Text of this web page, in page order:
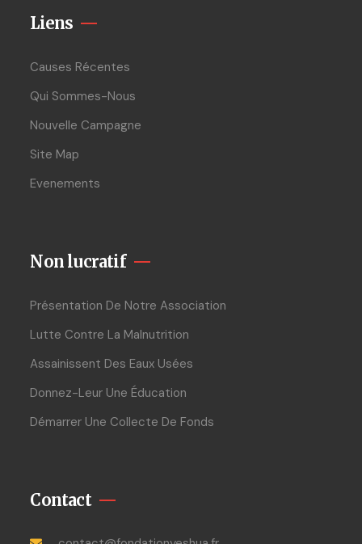
Liens
Causes Récentes
Qui Sommes-Nous
Nouvelle Campagne
Site Map
Evenements
Non lucratif
Présentation De Notre Association
Lutte Contre La Malnutrition
Assainissent Des Eaux Usées
Donnez-Leur Une Éducation
Démarrer Une Collecte De Fonds
Contact